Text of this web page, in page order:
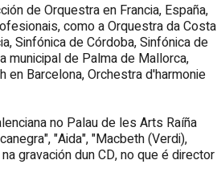
de Orquestra en Francia, España,
como a Orquestra da Costa
Sinfónica de Córdoba, Sinfónica de
municipal de Palma de Mallorca,
en Barcelona, Orchestra d'harmonie
no Palau de les Arts Raíña
"Aida", "Macbeth (Verdi),
gravación dun CD, no que é director